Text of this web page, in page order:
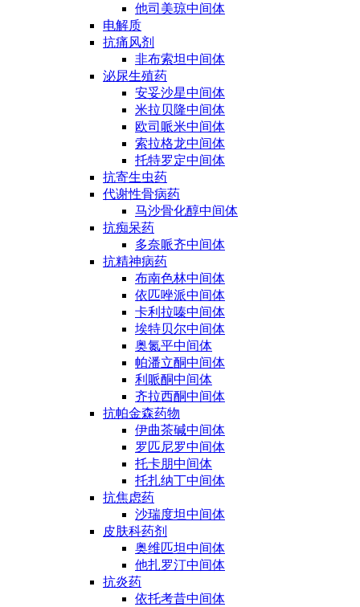
他司美琼中间体
电解质
抗痛风剂
非布索坦中间体
泌尿生殖药
安妥沙星中间体
米拉贝隆中间体
欧司哌米中间体
索拉格龙中间体
托特罗定中间体
抗寄生虫药
代谢性骨病药
马沙骨化醇中间体
抗痴呆药
多奈哌齐中间体
抗精神病药
布南色林中间体
依匹唑派中间体
卡利拉嗪中间体
埃特贝尔中间体
奥氮平中间体
帕潘立酮中间体
利哌酮中间体
齐拉西酮中间体
抗帕金森药物
伊曲茶碱中间体
罗匹尼罗中间体
托卡朋中间体
托扎纳丁中间体
抗焦虑药
沙瑞度坦中间体
皮肤科药剂
奥维匹坦中间体
他扎罗汀中间体
抗炎药
依托考昔中间体